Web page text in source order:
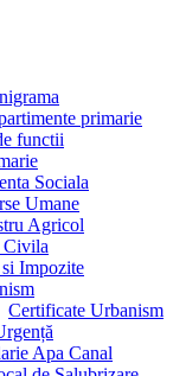
primarie
functii
Sociala
Umane
Agricol
Civila
Impozite
Certificate Urbanism
Apa Canal